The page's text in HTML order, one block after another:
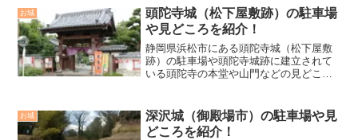
お城
頭陀寺城（松下屋敷跡）の駐車場
や見どころを紹介！
静岡県浜松市にある頭陀寺城（松下屋敷
跡）の駐車場や頭陀寺城跡に建立されて
いる頭陀寺の本堂や山門などの見どころ
お城
深沢城（御殿場市）の駐車場や見
どころを紹介！